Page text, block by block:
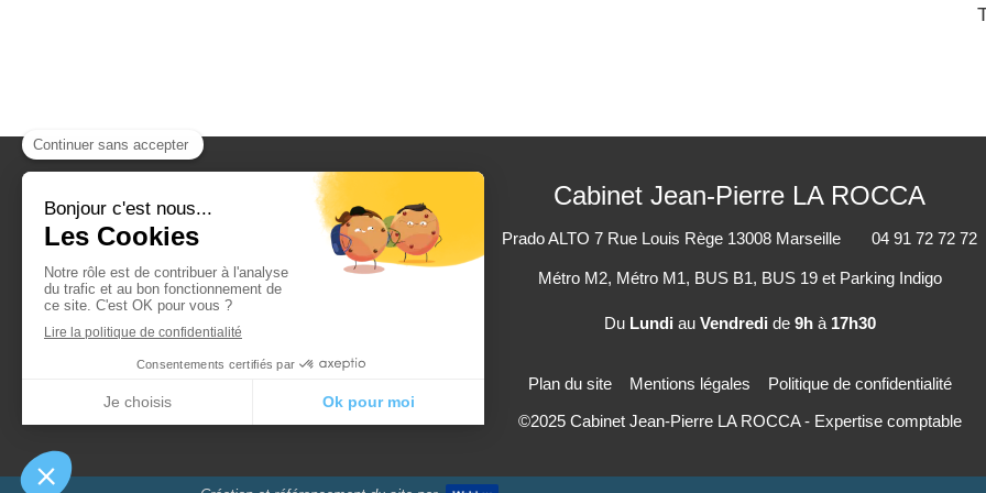
Cabinet Jean-Pierre LA ROCCA
Prado ALTO 7 Rue Louis Rège 13008 Marseille 04 91 72 72 72
Métro M2, Métro M1, BUS B1, BUS 19 et Parking Indigo
Du Lundi au Vendredi de 9hà 17h30
Plan du site Mentions légales
Politique de confidentialité
©2025 Cabinet Jean-Pierre LA ROCCA - Expertise comptable